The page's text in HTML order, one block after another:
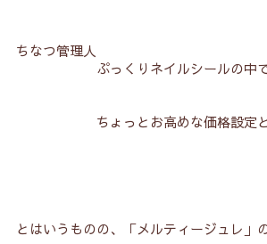
ちなつ管理人
ぷっくりネイルシールの中
ちょっとお高めな価格設定
とはいうものの、「メルティージュレ」